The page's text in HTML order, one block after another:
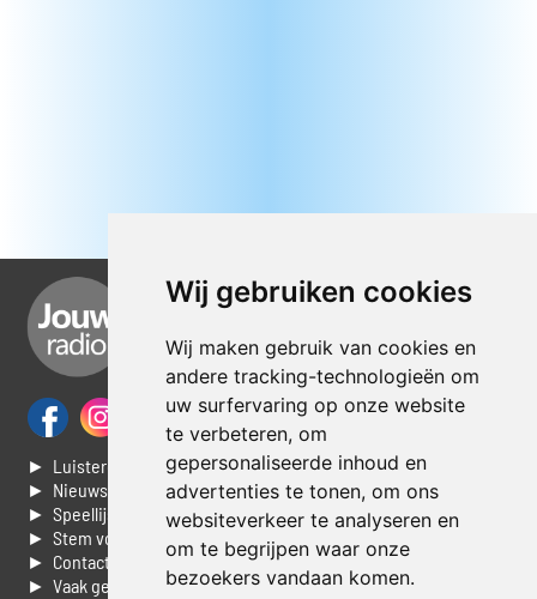
Wij gebruiken cookies
Wij maken gebruik van cookies en
andere tracking-technologieën om
uw surfervaring op onze website
te verbeteren, om
gepersonaliseerde inhoud en
advertenties te tonen, om ons
websiteverkeer te analyseren en
om te begrijpen waar onze
bezoekers vandaan komen.
► Luisteren naar Jouwradio
► Nieuws
► Speellijst
► Stem voor de Dag top 3
► Contacteer ons
► Vaak gestelde vragen